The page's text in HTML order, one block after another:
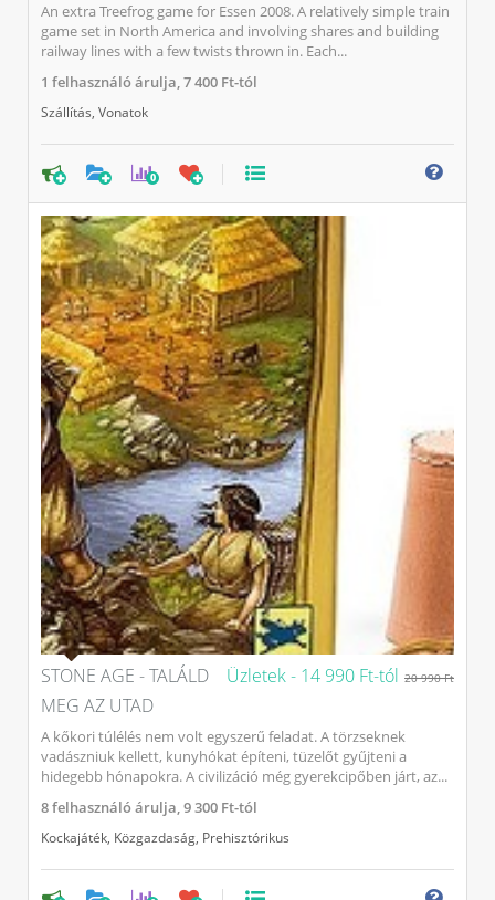
An extra Treefrog game for Essen 2008. A relatively simple train
game set in North America and involving shares and building
railway lines with a few twists thrown in. Each...
1 felhasználó árulja,7 400 Ft-tól
Szállítás Vonatok
0
Üzletek - 14 990 Ft-tól 20 990 Ft
STONE AGE - TALÁLD
MEG AZ UTAD
A kőkori túlélés nem volt egyszerű feladat. A törzseknek
vadászniuk kellett, kunyhókat építeni, tüzelőt gyűjteni a
hidegebb hónapokra. A civilizáció még gyerekcipőben járt, az...
8felhasználó árulja,9 300 Ft-tól
Kockajáték Közgazdaság Prehisztórikus